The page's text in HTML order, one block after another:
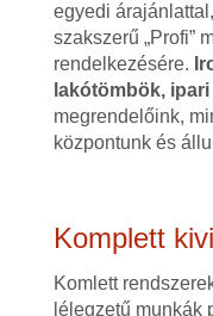
egyedi
szakszerű „Profi”
rendelkezésére.
lakótömbök,
megrendelőink,
központunk és
Komplett
Komlett
lélegzetű munkák